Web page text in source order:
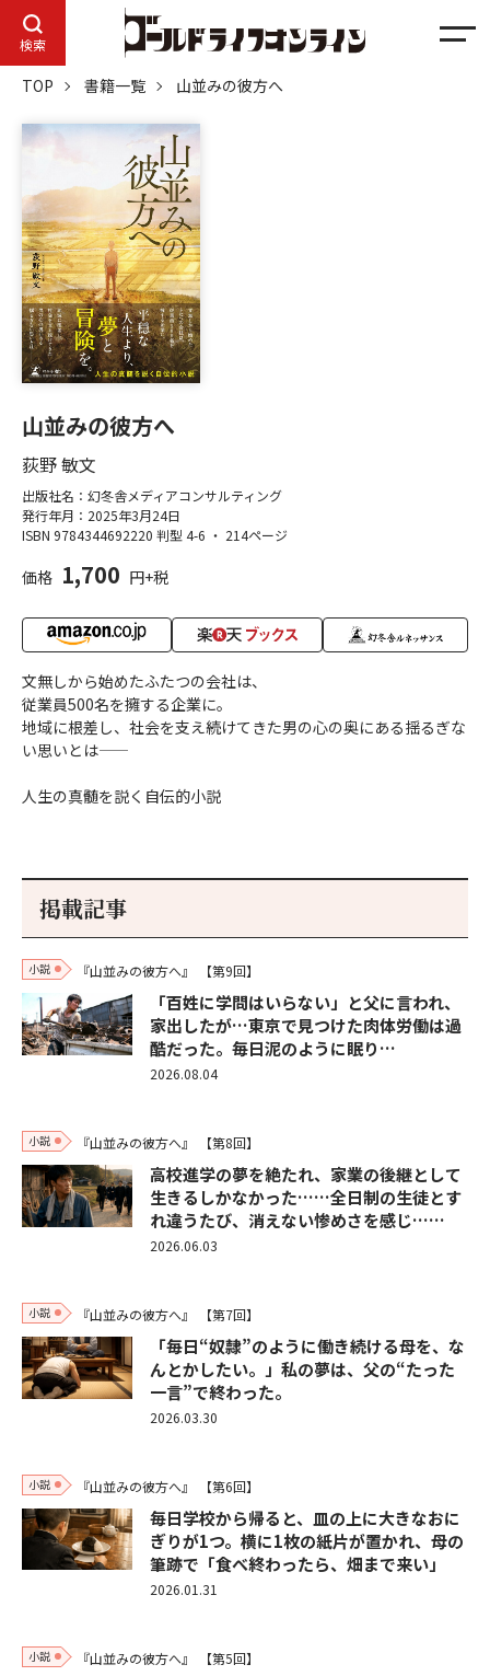
検索
メ
TOP 書籍一覧 山並みの彼方へ
山並みの彼方へ
荻野 敏文
出版社名：幻冬舎メディアコンサルティング
発行年月：2025年3月24日
ISBN 9784344692220 判型 4-6 ・ 214ページ
価格 1,700 円+税
文無しから始めたふたつの会社は、
従業員500名を擁する企業に。
地域に根差し、社会を支え続けてきた男の心の奥にある揺るぎな
い思いとは――
人生の真髄を説く自伝的小説
掲載記事
小説 『山並みの彼方へ』 【第9回】
「百姓に学問はいらない」と父に言われ、
家出したが…東京で見つけた肉体労働は過
酷だった。毎日泥のように眠り…
2026.08.04
小説 『山並みの彼方へ』 【第8回】
高校進学の夢を絶たれ、家業の後継として
生きるしかなかった……全日制の生徒とす
れ違うたび、消えない惨めさを感じ……
2026.06.03
小説 『山並みの彼方へ』 【第7回】
「毎日“奴隷”のように働き続ける母を、な
んとかしたい。」私の夢は、父の“たった
一言”で終わった。
2026.03.30
小説 『山並みの彼方へ』 【第6回】
毎日学校から帰ると、皿の上に大きなおに
ぎりが1つ。横に1枚の紙片が置かれ、母の
筆跡で「食べ終わったら、畑まで来い」
2026.01.31
小説 『山並みの彼方へ』 【第5回】